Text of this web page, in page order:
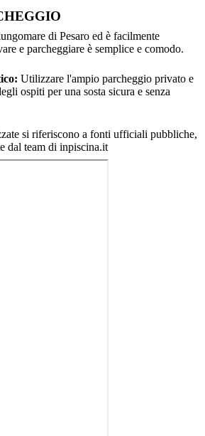
di Pesaro ed è facilmente
e parcheggiare è semplice e comodo.
Utilizzare l'ampio parcheggio privato e
ospiti per una sosta sicura e senza
si riferiscono a fonti ufficiali pubbliche,
dal team di inpiscina.it